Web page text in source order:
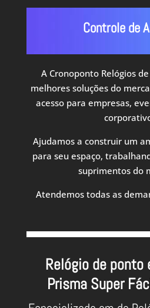
Controle de
A Cronoponto Relógios
melhores soluções do
acesso para empresas,
Ajudamos a construir um
para seu espaço,
suprimentos do
Atendemos todas as
Relógio de
Prisma Super